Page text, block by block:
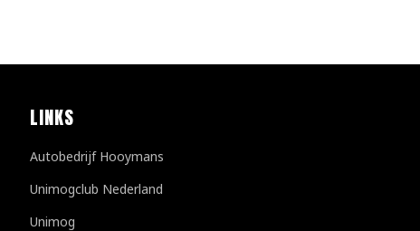
LINKS
Autobedrijf Hooymans
Unimogclub Nederland
Unimog